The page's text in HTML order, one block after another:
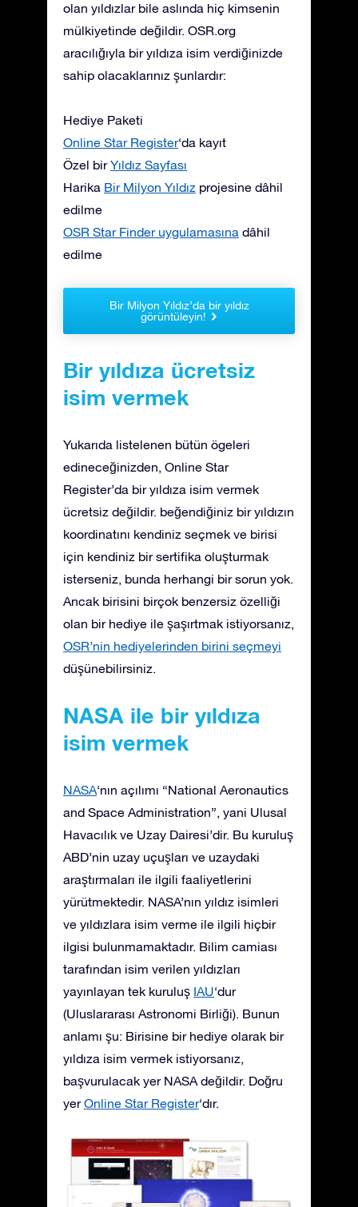
olan yıldızlar bile aslında hiç kimsenin
mülkiyetinde değildir. OSR.org
aracılığıyla bir yıldıza isim verdiğinizde
sahip olacaklarınız şunlardır:
Hediye Paketi
Online Star Register‘da kayıt
Özel birYıldız Sayfası
Harika Bir Milyon Yıldız projesine dâhil
edilme
OSR Star Finder uygulamasına dâhil
edilme
Bir Milyon Yıldız’da bir yıldız
görüntüleyin!
Bir yıldıza ücretsiz
isim vermek
Yukarıda listelenen bütün ögeleri
edineceğinizden, Online Star
Register’da bir yıldıza isim vermek
ücretsiz değildir. beğendiğiniz bir yıldızın
koordinatını kendiniz seçmek ve birisi
için kendiniz bir sertifika oluşturmak
isterseniz, bunda herhangi bir sorun yok.
Ancak birisini birçok benzersiz özelliği
olan bir hediye ile şaşırtmak istiyorsanız,
OSR’nin hediyelerinden birini seçmeyi
düşünebilirsiniz.
NASA ile bir yıldıza
isim vermek
NASA‘nın açılımı “National Aeronautics
and Space Administration”, yani Ulusal
Havacılık ve Uzay Dairesi’dir. Bu kuruluş
ABD’nin uzay uçuşları ve uzaydaki
araştırmaları ile ilgili faaliyetlerini
yürütmektedir. NASA’nın yıldız isimleri
ve yıldızlara isim verme ile ilgili hiçbir
ilgisi bulunmamaktadır. Bilim camiası
tarafından isim verilen yıldızları
yayınlayan tek kuruluş IAU‘dur
(Uluslararası Astronomi Birliği). Bunun
anlamı şu: Birisine bir hediye olarak bir
yıldıza isim vermek istiyorsanız,
başvurulacak yer NASA değildir. Doğru
yerOnline Star Register‘dır.